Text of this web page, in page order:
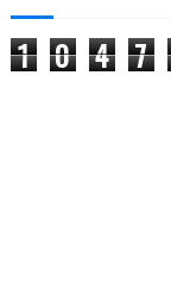
1 0 4 7